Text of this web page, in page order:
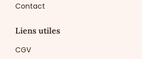
Contact
Liens utiles
CGV